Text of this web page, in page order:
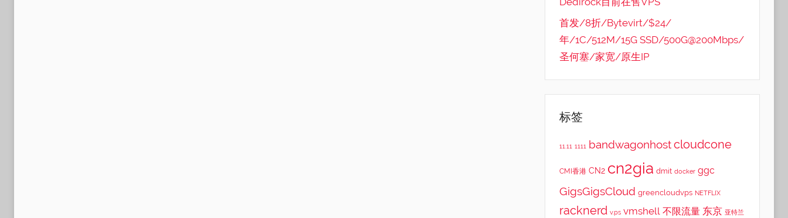
首发/8折/Bytevirt/$24/
年/1C/512M/15G SSD/500G@200Mbps/
圣何塞/家宽/原生IP
标签
11.11 1111 bandwagonhostcloudcone
CMI香港 CN2 cn2gia dmit docker ggc
GigsGigsCloud greencloudvps NETFLIX
racknerd v.ps vmshell 不限流量 东京 亚特兰